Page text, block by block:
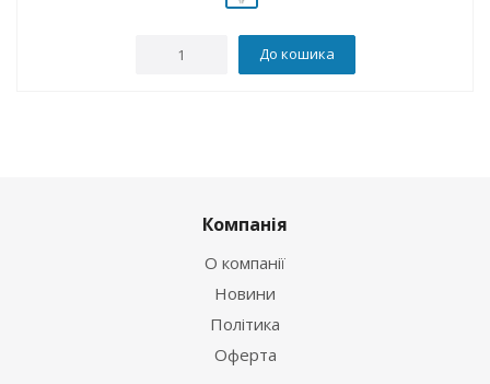
До кошика
Компанія
О компанії
Новини
Політика
Оферта